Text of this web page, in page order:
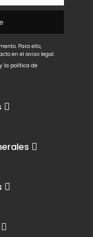
Para ello,
en el aviso legal.
la política de